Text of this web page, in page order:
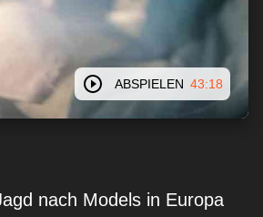
ABSPIELEN 43:18
nach Models in Europa